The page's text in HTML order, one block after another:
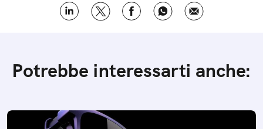
Potrebbe interessarti anche: